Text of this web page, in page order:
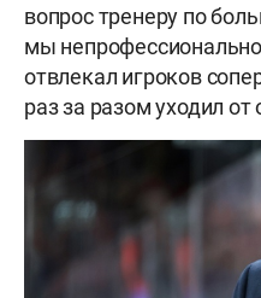
вопрос тренеру по
мы
отвлекал игроков
раз за разом уходил